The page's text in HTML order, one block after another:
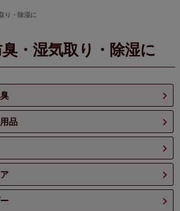
り・除湿に
・湿気取り・除湿に
品